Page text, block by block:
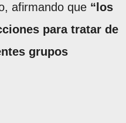
afirmando que “los
para tratar de
grupos